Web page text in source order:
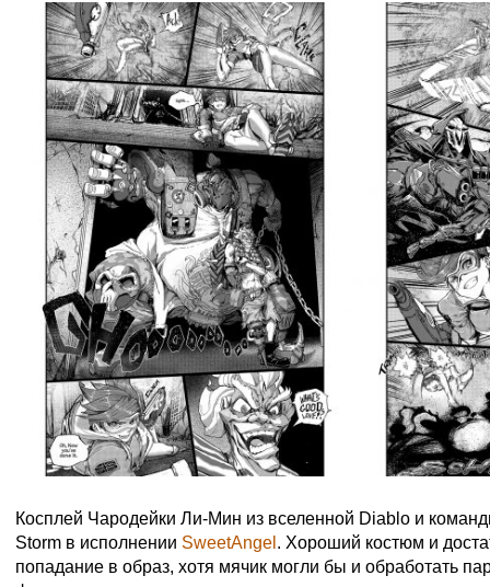
Косплей Чародейки Ли-Мин из вселенной Diablo и
Storm в исполнении SweetAngel . Хороший костюм и
попадание в образ, хотя мячик могли бы и обработать